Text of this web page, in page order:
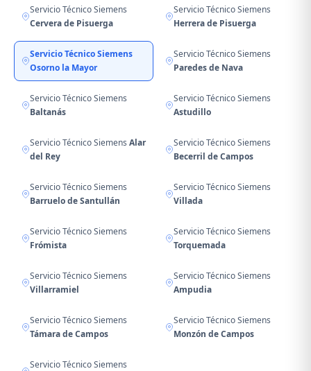
Servicio Técnico Siemens
Cervera de Pisuerga
Servicio Técnico Siemens
Herrera de Pisuerga
Servicio Técnico Siemens
Osorno la Mayor
Servicio Técnico Siemens
Paredes de Nava
Servicio Técnico Siemens
Baltanás
Servicio Técnico Siemens
Astudillo
Servicio Técnico Siemens Alar
del Rey
Servicio Técnico Siemens
Becerril de Campos
Servicio Técnico Siemens
Barruelo de Santullán
Servicio Técnico Siemens
Villada
Servicio Técnico Siemens
Frómista
Servicio Técnico Siemens
Torquemada
Servicio Técnico Siemens
Villarramiel
Servicio Técnico Siemens
Ampudia
Servicio Técnico Siemens
Támara de Campos
Servicio Técnico Siemens
Monzón de Campos
Servicio Técnico Siemens